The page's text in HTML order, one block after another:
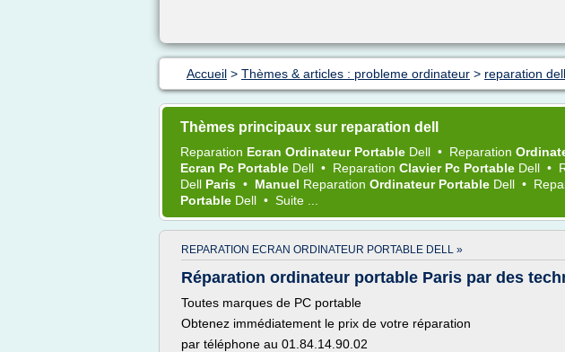
Accueil > Thèmes & articles : probleme ordinateur > reparation dell
Thèmes principaux sur reparation dell
Reparation Ecran Ordinateur Portable Dell • Reparation
Ecran Pc Portable Dell • Reparation Clavier Pc Portable Dell •
Dell Paris • Manuel Reparation Ordinateur Portable Dell •
Portable Dell • Suite ...
REPARATION ECRAN ORDINATEUR PORTABLE DELL »
Réparation ordinateur portable Paris par des
Toutes marques de PC portable
Obtenez immédiatement le prix de votre réparation
par téléphone au 01.84.14.90.02